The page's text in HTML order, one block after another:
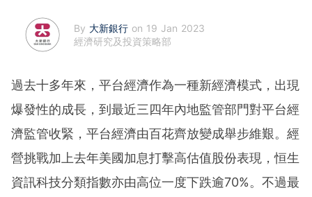
By 大新銀行 on 19 Jan 2023
經濟研究及投資策略部
過去十多年來，平台經濟作為一種新經濟模式，出現
爆發性的成長，到最近三四年內地監管部門對平台經
濟監管收緊，平台經濟由百花齊放變成舉步維艱。經
營挑戰加上去年美國加息打擊高估值股份表現，恒生
資訊科技分類指數亦由高位一度下跌逾70%。不過最